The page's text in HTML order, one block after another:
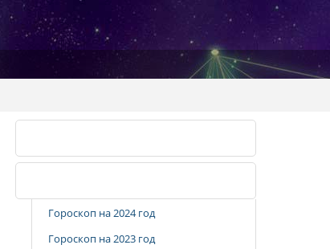
Гороскоп на 2024 год
Гороскоп на 2023 год